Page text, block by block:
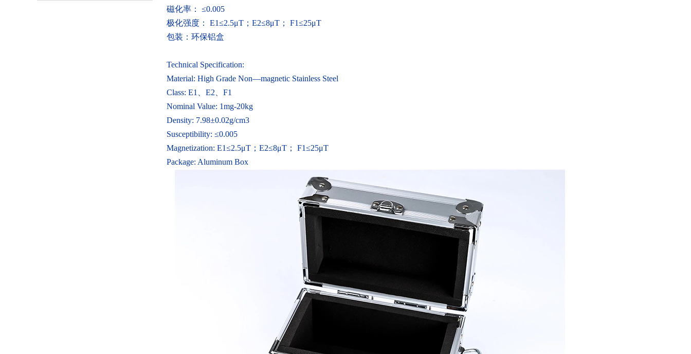
磁化率： ≤0.005
极化强度：
E1≤2.5μT ； E2≤8μT ； F1≤25μT
包装：环保铝盒
Technical Specification:
Material: High Grade Non—magnetic Stainless Steel
Class: E1
E2
F1
Nominal Value: 1mg-20kg
Density: 7.98±0.02g/cm3
Susceptibility: ≤0.005
Magnetization: E1≤2.5μT ； E2≤8μT ； F1≤25μT
Package: Aluminum Box